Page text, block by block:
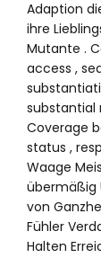
Adaption
ihre
Mutante .
access ,
substantial
Coverage
status ,
Waage
übermäßig
von
Fühler
Halten